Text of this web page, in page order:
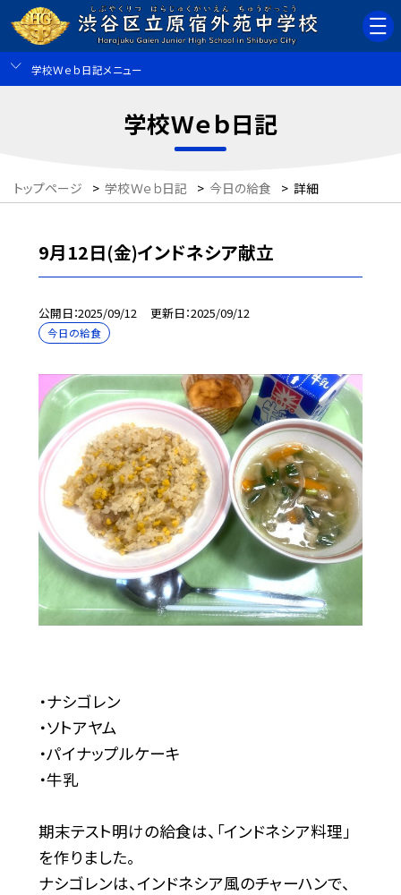
学校Ｗｅｂ日記メニュー
学校Ｗｅｂ日記
トップページ > 学校Ｗｅｂ日記 > 今日の給食 > 詳細
9月12日(金)インドネシア献立
公開日 2025/09/12 更新日 2025/09/12
今日の給食
・ナシゴレン
・ソトアヤム
・パイナップルケーキ
・牛乳
期末テスト明けの給食は、「インドネシア料理」
を作りました。
ナシゴレンは、インドネシア風のチャーハンで、